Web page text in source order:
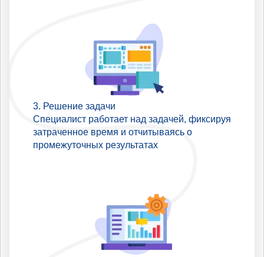
Решение задачи
Специалист работает над задачей, фиксируя
затраченное время и отчитываясь о
промежуточных результатах